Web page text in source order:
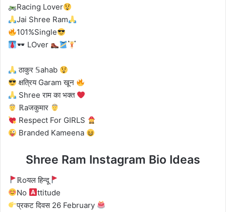
Racing Lover
Jai Shree Ram
101%Single
LOver
ठाकुर 𝕊ahab
क्षत्रिय Garam खून
Shree राम का भक्त
ℝaजकुमार
Respect For GIRLS
Branded Kameena
Shree Ram Instagram Bio Ideas
ℝoयल हिन्दू
No
ttitude
प्रकट दिवस 26 February